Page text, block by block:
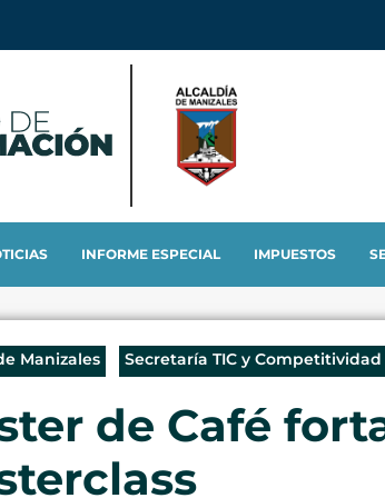
INFORME ESPECIAL IMPUESTOS
Manizales Secretaría TIC y Competitividad
de Café